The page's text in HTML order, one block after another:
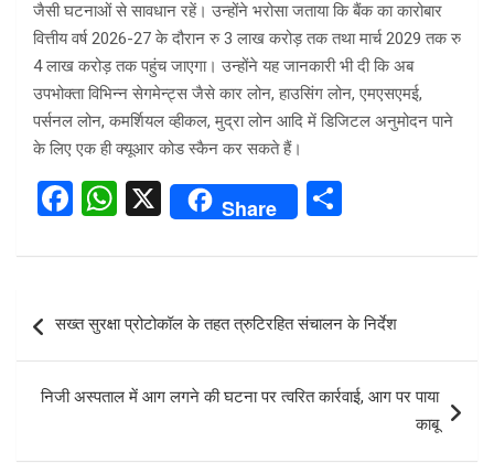
जैसी घटनाओं से सावधान रहें। उन्होंने भरोसा जताया कि बैंक का कारोबार
वित्तीय वर्ष 2026-27 के दौरान रु 3 लाख करोड़ तक तथा मार्च 2029 तक रु
4 लाख करोड़ तक पहुंच जाएगा। उन्होंने यह जानकारी भी दी कि अब
उपभोक्ता विभिन्न सेगमेन्ट्स जैसे कार लोन, हाउसिंग लोन, एमएसएमई,
पर्सनल लोन, कमर्शियल व्हीकल, मुद्रा लोन आदि में डिजिटल अनुमोदन पाने
के लिए एक ही क्यूआर कोड स्कैन कर सकते हैं।
F
ce
o
o
k
W
at
A
p
p
X Share
ar
e
navigation
सख्त सुरक्षा प्रोटोकॉल के तहत त्रुटिरहित संचालन के निर्देश
निजी अस्पताल में आग लगने की घटना पर त्वरित कार्रवाई, आग पर पाया
काबू